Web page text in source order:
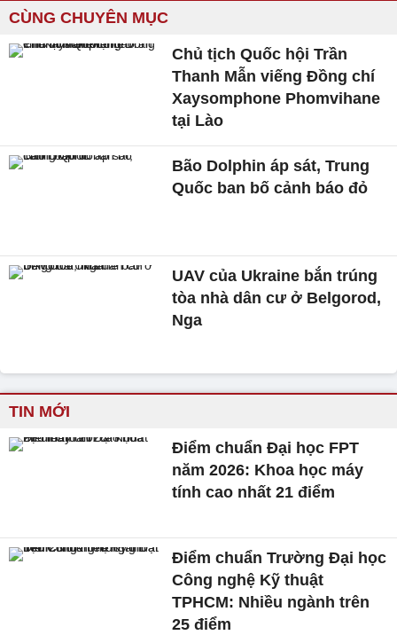
CÙNG CHUYÊN MỤC
Chủ tịch Quốc hội Trần
Thanh Mẫn viếng Đồng chí
Xaysomphone Phomvihane
tại Lào
Bão Dolphin áp sát, Trung
Quốc ban bố cảnh báo đỏ
UAV của Ukraine bắn trúng
tòa nhà dân cư ở Belgorod,
Nga
TIN MỚI
Điểm chuẩn Đại học FPT
năm 2026: Khoa học máy
tính cao nhất 21 điểm
Điểm chuẩn Trường Đại học
Công nghệ Kỹ thuật
TPHCM: Nhiều ngành trên
25 điểm